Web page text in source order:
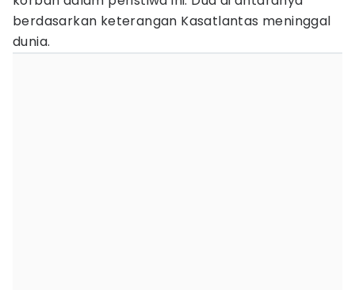
berdasarkan keterangan Kasatlantas meninggal
dunia.